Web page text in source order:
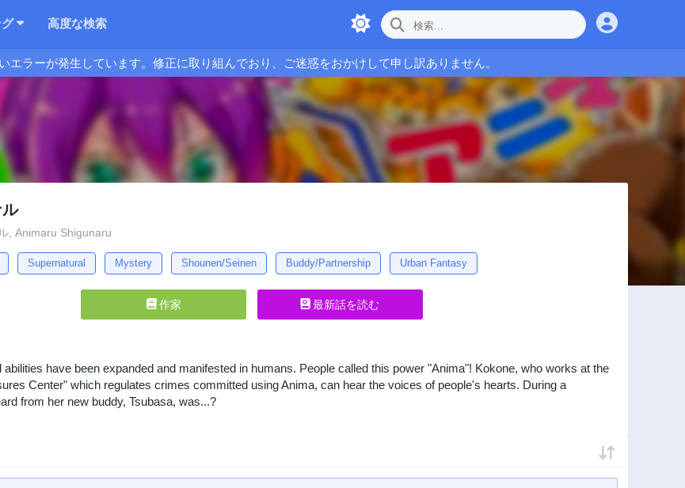
グ 高度な検索
エラーが発生しています。修正に取り組んでおり、ご迷惑をおかけして申し訳ありません。
, Animaru Shigunaru
Supernatural Mystery Shounen/Seinen Buddy/Partnership Urban Fantasy
作家 最新話を読む
abilities have been expanded and manifested in humans. People called this power "Anima"! Kokone, who works at the
Center" which regulates crimes committed using Anima, can hear the voices of people's hearts. During a
from her new buddy, Tsubasa, was...?